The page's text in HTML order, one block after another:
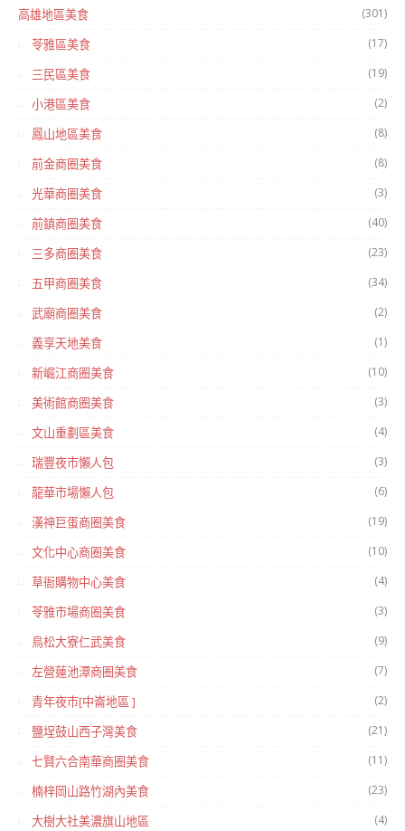
高雄地區美食 (301)
苓雅區美食 (17)
三民區美食 (19)
小港區美食 (2)
鳳山地區美食 (8)
前金商圈美食 (8)
光華商圈美食 (3)
前鎮商圈美食 (40)
三多商圈美食 (23)
五甲商圈美食 (34)
武廟商圈美食 (2)
義享天地美食 (1)
新崛江商圈美食 (10)
美術館商圈美食 (3)
文山重劃區美食 (4)
瑞豐夜市懶人包 (3)
龍華市場懶人包 (6)
漢神巨蛋商圈美食 (19)
文化中心商圈美食 (10)
草衙購物中心美食 (4)
苓雅市場商圈美食 (3)
鳥松大寮仁武美食 (9)
左營蓮池潭商圈美食 (7)
青年夜市[中崙地區 ] (2)
鹽埕鼓山西子灣美食 (21)
七賢六合南華商圈美食 (11)
楠梓岡山路竹湖內美食 (23)
大樹大社美濃旗山地區 (4)